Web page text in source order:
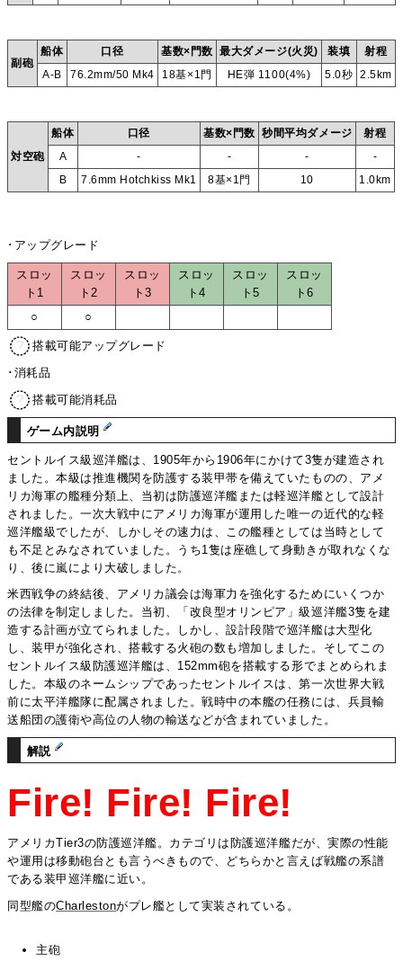
副砲
船体 口径 基数×門数 最大ダメージ(火災) 装填
射程
A-B
76.2mm/50 Mk4 18基×1門 HE弾 1100(4%) 5.0秒 2.5km
対空砲
船体 口径 基数×門数 秒間平均ダメージ
射程
A
- - -
-
B
7.6mm Hotchkiss Mk1 8基×1門 10 1.0km
･アップグレード
スロッ
ト1
スロッ
ト2
スロッ
ト3
スロッ
ト4
スロッ
ト5
スロッ
ト6
○
○
搭載可能アップグレード
･消耗品
搭載可能消耗品
ゲーム内説明
セントルイス級巡洋艦は、1905年から1906年にかけて3隻が建造され
ました。本級は推進機関を防護する装甲帯を備えていたものの、アメ
リカ海軍の艦種分類上、当初は防護巡洋艦または軽巡洋艦として設計
されました。一次大戦中にアメリカ海軍が運用した唯一の近代的な軽
巡洋艦級でしたが、しかしその速力は、この艦種としては当時として
も不足とみなされていました。うち1隻は座礁して身動きが取れなくな
り、後に嵐により大破しました。
米西戦争の終結後、アメリカ議会は海軍力を強化するためにいくつか
の法律を制定しました。当初、「改良型オリンピア」級巡洋艦3隻を建
造する計画が立てられました。しかし、設計段階で巡洋艦は大型化
し、装甲が強化され、搭載する火砲の数も増加しました。そしてこの
セントルイス級防護巡洋艦は、152mm砲を搭載する形でまとめられま
した。本級のネームシップであったセントルイスは、第一次世界大戦
前に太平洋艦隊に配属されました。戦時中の本艦の任務には、兵員輸
送船団の護衛や高位の人物の輸送などが含まれていました。
解説
Fire! Fire! Fire!
アメリカTier3の防護巡洋艦。カテゴリは防護巡洋艦だが、実際の性能
や運用は移動砲台とも言うべきもので、どちらかと言えば戦艦の系譜
である装甲巡洋艦に近い。
同型艦のCharlestonがプレ艦として実装されている。
主砲